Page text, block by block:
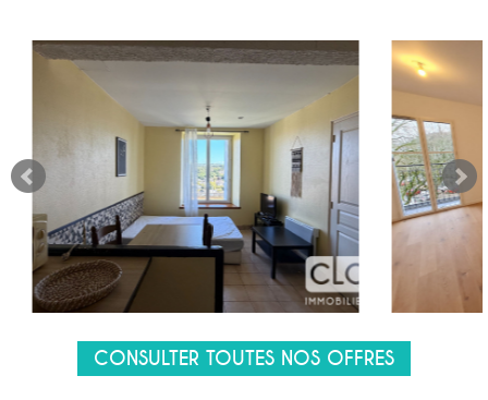
CONSULTER TOUTES NOS OFFRES